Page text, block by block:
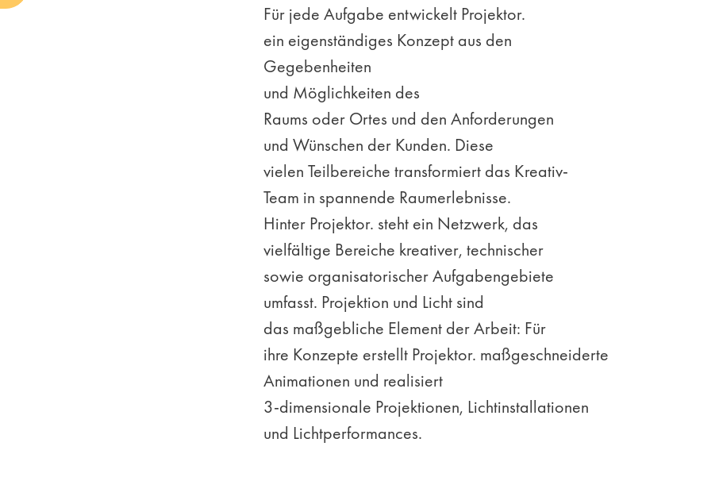
Für jede Aufgabe entwickelt Projektor.
ein eigenständiges Konzept aus den
Gegebenheiten
und Möglichkeiten des
Raums oder Ortes und den Anforderungen
und Wünschen der Kunden. Diese
vielen Teilbereiche transformiert das Kreativ-
Team in spannende Raumerlebnisse.
Hinter Projektor. steht ein Netzwerk, das
vielfältige Bereiche kreativer, technischer
sowie organisatorischer Aufgabengebiete
umfasst. Projektion und Licht sind
das maßgebliche Element der Arbeit: Für
ihre Konzepte erstellt Projektor. maßgeschneiderte
Animationen und realisiert
3-dimensionale Projektionen, Lichtinstallationen
und Lichtperformances.